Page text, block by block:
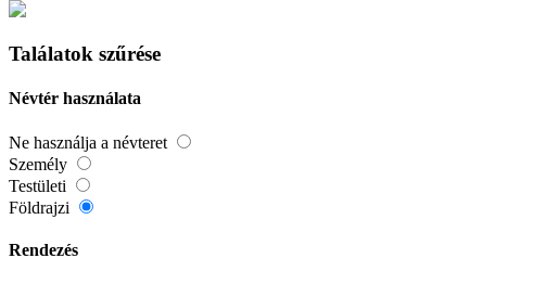
Találatok szűrése
Névtér használata
Ne használja a névteret
Személy
Testületi
Földrajzi
Rendezés